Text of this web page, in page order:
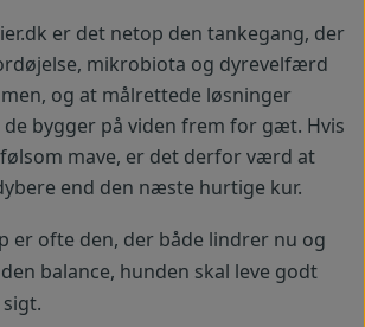
er det netop den tankegang, der
mikrobiota og dyrevelfærd
og at målrettede løsninger
bygger på viden frem for gæt. Hvis
mave, er det derfor værd at
end den næste hurtige kur.
er ofte den, der både lindrer nu og
balance, hunden skal leve godt